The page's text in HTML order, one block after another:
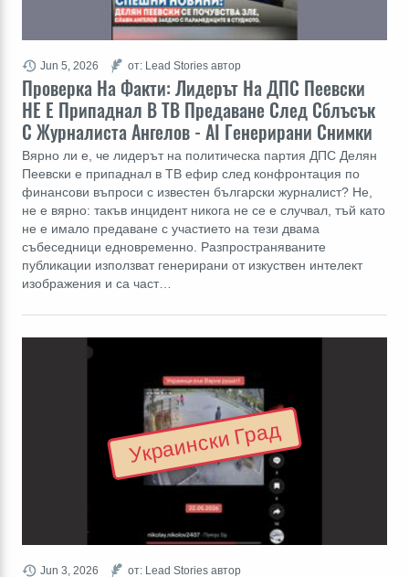
Проверка На Факти: Лидерът На ДПС Пеевски
НЕ Е Припаднал В ТВ Предаване След Сблъсък
С Журналиста Ангелов - AI Генерирани Снимки
Вярно ли е, че лидерът на политическа партия ДПС Делян
Пеевски е припаднал в ТВ ефир след конфронтация по
финансови въпроси с известен български журналист? Не,
не е вярно: такъв инцидент никога не се е случвал, тъй като
не е имало предаване с участието на тези двама
събеседници едновременно. Разпространяваните
публикации използват генерирани от изкуствен интелект
изображения и са част…
Jun 5, 2026 от: Lead Stories автор
Jun 3, 2026 от: Lead Stories автор
Украински Град